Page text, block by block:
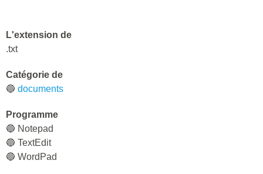
L'extension de
.txt
Catégorie de
🔵 documents
Programme
🔵 Notepad
🔵 TextEdit
🔵 WordPad